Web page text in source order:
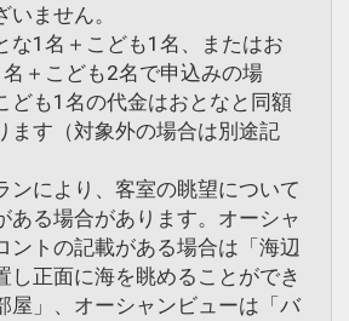
いません。
な1名＋こども1名、またはお
名＋こども2名で申込みの場
ども1名の代金はおとなと同額
ます（対象外の場合は別途記
ンにより、客室の眺望について
ある場合があります。オーシャ
ントの記載がある場合は「海辺
し正面に海を眺めることができ
屋」、オーシャンビューは「バ